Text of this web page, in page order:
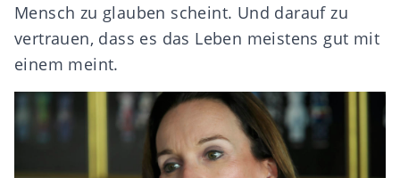
Mensch zu glauben scheint. Und darauf zu
vertrauen, dass es das Leben meistens gut mit
einem meint.